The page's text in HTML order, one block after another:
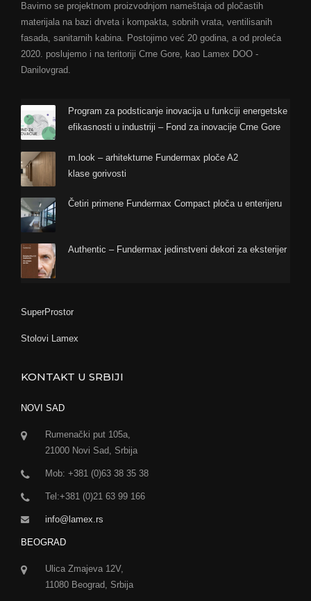
Bavimo se projektnom proizvodnjom nameštaja od pločastih
materijala na bazi drveta i kompakta, sobnih vrata, ventilisanih
fasada, sanitarnih kabina. Postojimo već 20 godina, a od proleća
2020. poslujemo i na teritoriji Crne Gore, kao Lamex DOO -
Danilovgrad.
Program za podsticanje inovacija u funkciji energetske
efikasnosti u industriji – Fond za inovacije Crne Gore
m.look – arhitekturne Fundermax ploče A2
klase gorivosti
Četiri primene Fundermax Compact ploča u enterijeru
Authentic – Fundermax jedinstveni dekori za eksterijer
SuperProstor
Stolovi Lamex
KONTAKT U SRBIJI
NOVI SAD
Rumenački put 105a,
21000 Novi Sad, Srbija
Mob: +381 (0)63 38 35 38
Tel:+381 (0)21 63 99 166
info@lamex.rs
BEOGRAD
Ulica Zmajeva 12V,
11080 Beograd, Srbija